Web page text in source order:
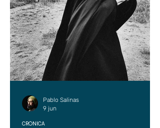
CRÓNICA
Pablo Salinas
9 jun